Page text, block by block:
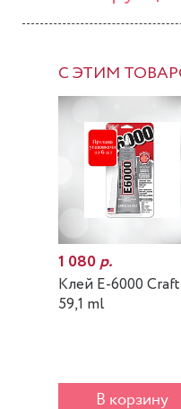
С ЭТИМ
1 080р.
Клей E-6000 Craft
59,1 ml
В корзину